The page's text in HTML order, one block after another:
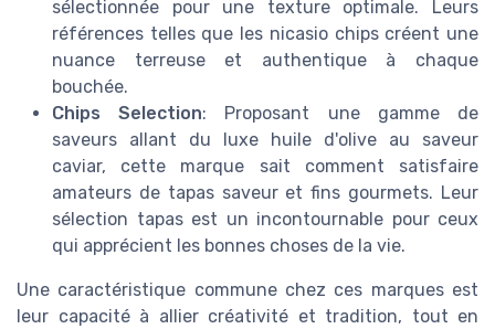
sélectionnée pour une texture optimale. Leurs
références telles que les nicasio chips créent une
nuance terreuse et authentique à chaque
bouchée.
Chips Selection: Proposant une gamme de
saveurs allant du luxe huile d'olive au saveur
caviar, cette marque sait comment satisfaire
amateurs de tapas saveur et fins gourmets. Leur
sélection tapas est un incontournable pour ceux
qui apprécient les bonnes choses de la vie.
Une caractéristique commune chez ces marques est
leur capacité à allier créativité et tradition, tout en